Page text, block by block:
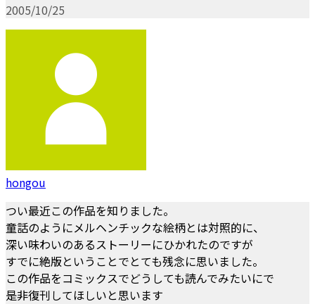
2005/10/25
hongou
つい最近この作品を知りました。
童話のようにメルヘンチックな絵柄とは対照的に、
深い味わいのあるストーリーにひかれたのですが
すでに絶版ということでとても残念に思いました。
この作品をコミックスでどうしても読んでみたいにで
是非復刊してほしいと思います